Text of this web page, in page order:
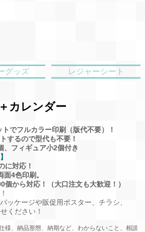
グッズ レジャーシート
カレンダー
でフルカラー印刷（版代不要）！
するので型代も不要！
、フィギュア小2個付き
に対応！
面4色印刷。
個から対応！（大口注文も大歓迎！）
ッケージや販促用ポスター、チラシ、
ください！
様、納品形態、納期など、わからないこと、相談